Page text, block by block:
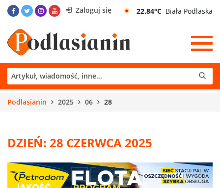
Zaloguj się 22.84°C Biała Podlaska
Podlasianin 2025 06 28
DZIEŃ: 28 CZERWCA 2025